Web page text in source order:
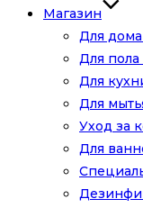
Магазин
Для
Для
Для
Для
Уход за
Для